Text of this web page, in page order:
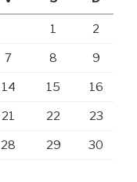
1 2
7 8 9
14 15 16
21 22 23
28 29 30